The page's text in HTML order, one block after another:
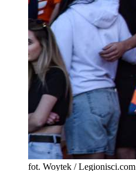
fot. Woytek / Legionisci.com